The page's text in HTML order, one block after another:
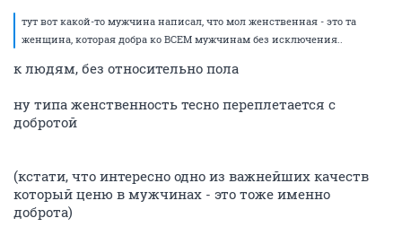
тут вот какой-то мужчина написал, что мол женственная - это та
женщина, которая добра ко ВСЕМ мужчинам без исключения..
к людям, без относительно пола
ну типа женственность тесно переплетается с
добротой
(кстати, что интересно одно из важнейших качеств
который ценю в мужчинах - это тоже именно
доброта)